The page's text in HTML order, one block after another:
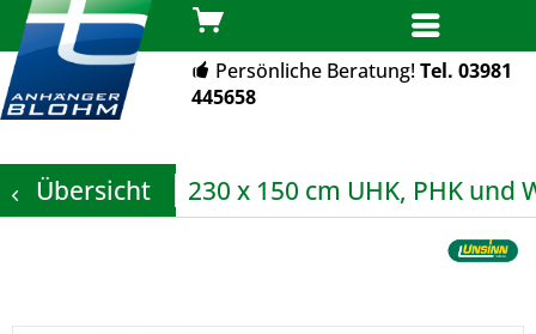
Persönliche Beratung!Tel. 03981
445658
Übersicht 230 x 150 cm UHK, PHK und